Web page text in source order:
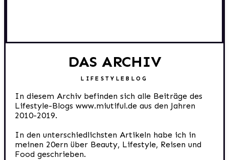
DAS ARCHIV
LIFESTYLEBLOG
In diesem Archiv befinden sich alle Beiträge des
Lifestyle-Blogs www.miutiful.de aus den Jahren
2010-2019.
In den unterschiedlichsten Artikeln habe ich in
meinen 20ern über Beauty, Lifestyle, Reisen und
Food geschrieben.